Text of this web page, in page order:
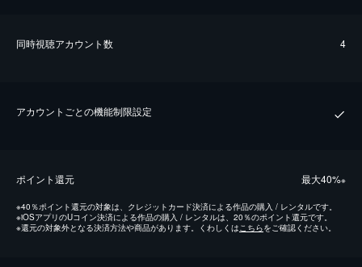
同時視聴アカウント数 4
アカウントごとの機能制限設定
ポイント還元 最⼤40%※
※40％ポイント還元の対象は、クレジットカード決済による作品の購入 / レンタルです。
※iOSアプリのUコイン決済による作品の購入 / レンタルは、20％のポイント還元です。
※還元の対象外となる決済方法や商品があります。くわしくは こちらをご確認ください。